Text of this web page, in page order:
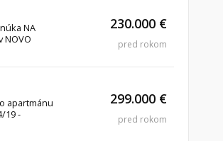
NA
NOVO
230.000 €
pred rokom
apartmánu
19 -
299.000 €
pred rokom